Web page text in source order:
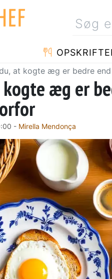
at kogte æg er bedre
kogte æg er
- Mirella Mendonça